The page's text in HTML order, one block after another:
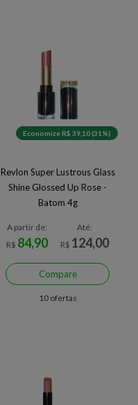
Economize R$ 39,10 (31%)
Revlon Super Lustrous Glass
Shine Glossed Up Rose -
Batom 4g
A partir de:
R$ 84,90
Até:
R$ 124,00
Compare
10 ofertas